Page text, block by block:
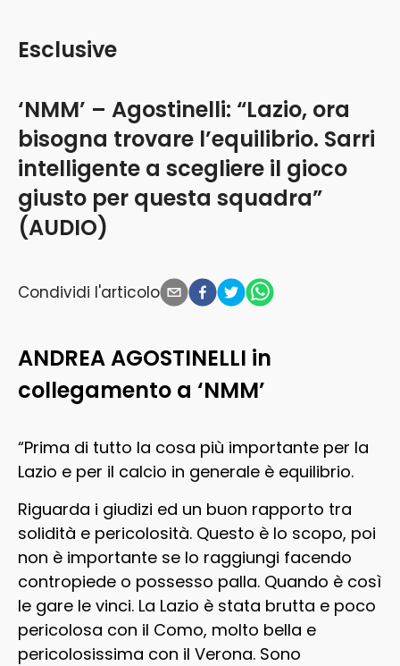
‘NMM’ – Agostinelli: “Lazio, ora
bisogna trovare l’equilibrio. Sarri
intelligente a scegliere il gioco
giusto per questa squadra”
(AUDIO)
Esclusive
Condividi l'articolo
ANDREA AGOSTINELLI in
collegamento a ‘NMM’
“Prima di tutto la cosa più importante per la
Lazio e per il calcio in generale è equilibrio.
Riguarda i giudizi ed un buon rapporto tra
solidità e pericolosità. Questo è lo scopo, poi
non è importante se lo raggiungi facendo
contropiede o possesso palla. Quando è così
le gare le vinci. La Lazio è stata brutta e poco
pericolosa con il Como, molto bella e
pericolosissima con il Verona. Sono